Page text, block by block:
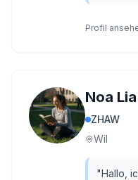
Profil
Noa Lia
ZHAW
Wil
"Hallo,